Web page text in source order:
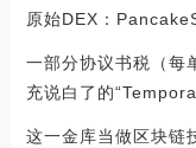
原始DEX：
一部分协议书税（每
充说白了的
这一金库当做区块链